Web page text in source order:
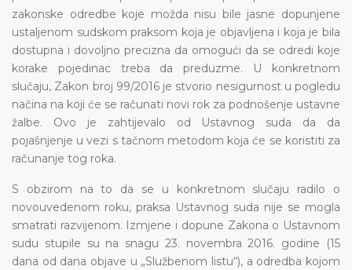
zakonske odredbe koje možda nisu bile jasne dopunjene
ustaljenom sudskom praksom koja je objavljena i koja je bila
dostupna i dovoljno precizna da omogući da se odredi koje
korake pojedinac treba da preduzme. U konkretnom
slučaju, Zakon broj 99/2016 je stvorio nesigurnost u pogledu
načina na koji će se računati novi rok za podnošenje ustavne
žalbe. Ovo je zahtijevalo od Ustavnog suda da da
pojašnjenje u vezi s tačnom metodom koja će se koristiti za
računanje tog roka.
S obzirom na to da se u konkretnom slučaju radilo o
novouvedenom roku, praksa Ustavnog suda nije se mogla
smatrati razvijenom. Izmjene i dopune Zakona o Ustavnom
sudu stupile su na snagu 23. novembra 2016. godine (15
dana od dana objave u „Službenom listu“), a odredba kojom